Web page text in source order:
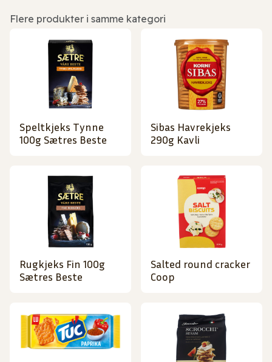
Flere produkter i samme kategori
Speltkjeks Tynne
100g Sætres Beste
Sibas Havrekjeks
290g Kavli
Rugkjeks Fin 100g
Sætres Beste
Salted round cracker
Coop